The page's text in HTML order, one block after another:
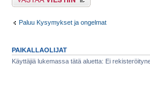
Paluu Kysymykset ja ongelmat
PAIKALLAOLIJAT
Käyttäjiä lukemassa tätä aluetta: Ei